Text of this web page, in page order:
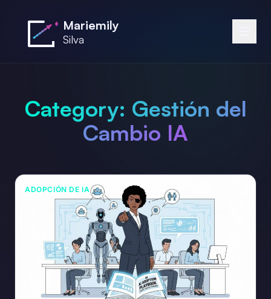
Mariemily
Silva
Category: Gestión del
Cambio IA
ADOPCIÓN DE IA